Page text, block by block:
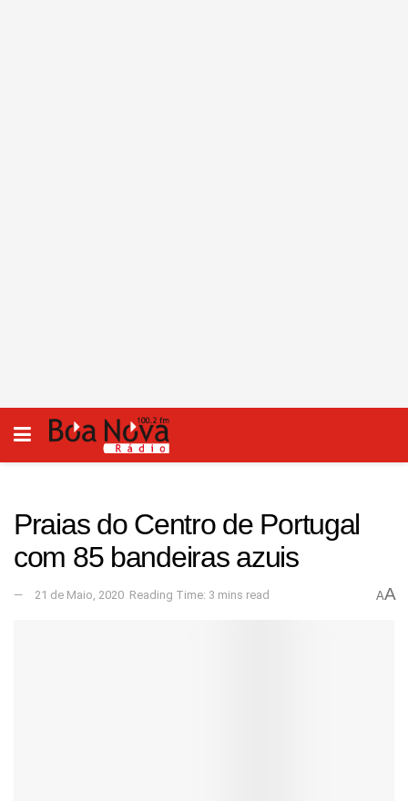
Praias do Centro de Portugal
com 85 bandeiras azuis
21 de Maio, 2020 Reading Time: 3 mins read AA